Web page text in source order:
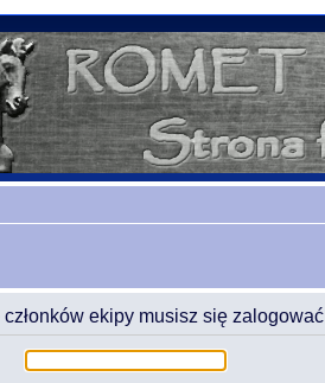
ekipy musisz się